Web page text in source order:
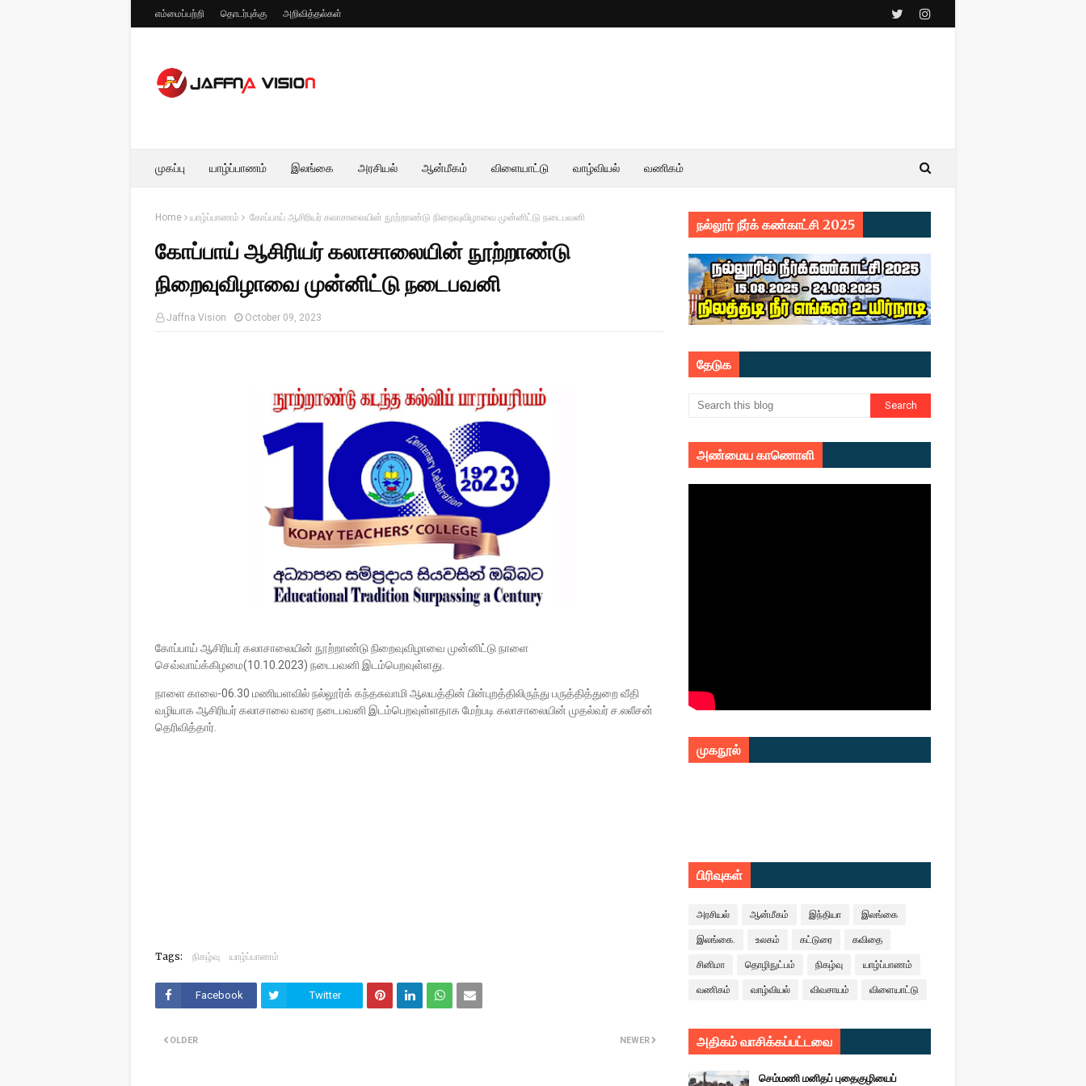
எம்மைப்பற்றி தொடர்புக்கு அறிவித்தல்கள்
முகப்பு யாழ்ப்பாணம் இலங்கை அரசியல் ஆன்மீகம் விளையாட்டு வாழ்வியல் வணிகம்
Home யாழ்ப்பாணம் கோப்பாய் ஆசிரியர் கலாசாலையின் நூற்றாண்டு நிறைவுவிழாவை முன்னிட்டு நடைபவனி
கோப்பாய் ஆசிரியர் கலாசாலையின் நூற்றாண்டு
நிறைவுவிழாவை முன்னிட்டு நடைபவனி
Jaffna Vision October 09, 2023
கோப்பாய் ஆசிரியர் கலாசாலையின் நூற்றாண்டு நிறைவுவிழாவை முன்னிட்டு நாளை
செவ்வாய்க்கிழமை(10.10.2023) நடைபவனி இடம்பெறவுள்ளது.
நாளை காலை-06.30 மணியளவில் நல்லூர்க் கந்தசுவாமி ஆலயத்தின் பின்புறத்திலிருந்து பருத்தித்துறை வீதி
வழியாக ஆசிரியர் கலாசாலை வரை நடைபவனி இடம்பெறவுள்ளதாக மேற்படி கலாசாலையின் முதல்வர் ச.லலீசன்
தெரிவித்தார்.
Tags: நிகழ்வு யாழ்ப்பாணம்
Facebook Twitter
NEWER
OLDER
நல்லூர் நீர்க் கண்காட்சி 2025
தேடுக
அண்மைய காணொளி
முகநூல்
பிரிவுகள்
அரசியல் ஆன்மீகம் இந்தியா இலங்கை
இலங்கை. உலகம் கட்டுரை கவிதை
சினிமா தொழிநுட்பம் நிகழ்வு யாழ்ப்பாணம்
வணிகம் வாழ்வியல் விவசாயம் விளையாட்டு
அதிகம் வாசிக்கப்பட்டவை
செம்மணி மனிதப் புதைகுழியைப்